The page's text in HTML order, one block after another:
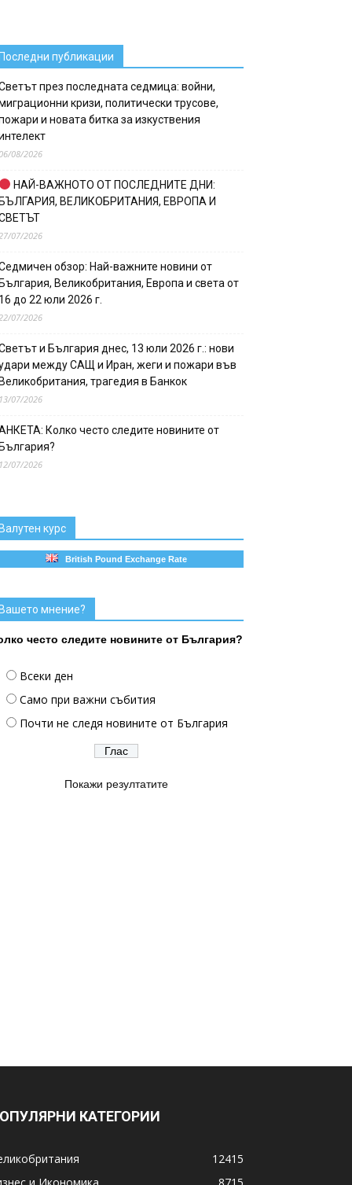
публикации
през последната седмица: войни,
кризи, политически трусове,
и новата битка за изкуствения
08/2026
НАЙ-ВАЖНОТО ОТ ПОСЛЕДНИТЕ ДНИ:
ВЕЛИКОБРИТАНИЯ, ЕВРОПА И
07/2026
обзор: Най-важните новини от
Великобритания, Европа и света от
до 22 юли 2026 г.
07/2026
и България днес, 13 юли 2026 г.: нови
между САЩ и Иран, жеги и пожари във
трагедия в Банкок
07/2026
Колко често следите новините от
07/2026
курс
British Pound Exchange Rate
мнение?
често следите новините от България?
Всеки ден
Само при важни събития
Почти не следя новините от България
Покажи резултатите
КАТЕГОРИИ
12415